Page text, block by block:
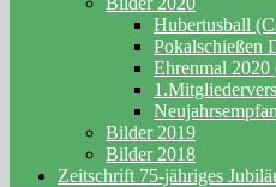
Hubertusball
Pokalschießen
Ehrenmal 2020
Bilder 2019
Bilder 2018
Zeitschrift 75-jähriges